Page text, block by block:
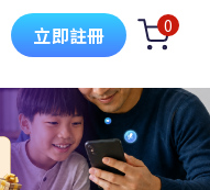
立即註冊 0